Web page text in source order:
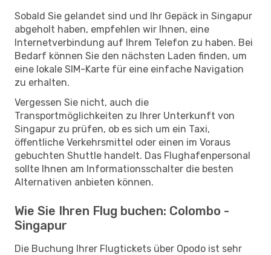
Sobald Sie gelandet sind und Ihr Gepäck in Singapur
abgeholt haben, empfehlen wir Ihnen, eine
Internetverbindung auf Ihrem Telefon zu haben. Bei
Bedarf können Sie den nächsten Laden finden, um
eine lokale SIM-Karte für eine einfache Navigation
zu erhalten.
Vergessen Sie nicht, auch die
Transportmöglichkeiten zu Ihrer Unterkunft von
Singapur zu prüfen, ob es sich um ein Taxi,
öffentliche Verkehrsmittel oder einen im Voraus
gebuchten Shuttle handelt. Das Flughafenpersonal
sollte Ihnen am Informationsschalter die besten
Alternativen anbieten können.
Wie Sie Ihren Flug buchen: Colombo -
Singapur
Die Buchung Ihrer Flugtickets über Opodo ist sehr